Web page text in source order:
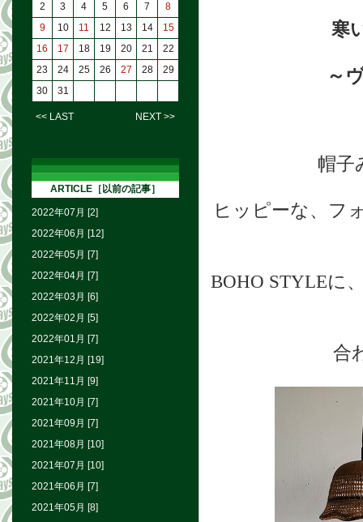
寒
～
帽子
ヒッピーな、フ
BOHO STYLEに
合
2
3 4 5 6 7
8
9
10 11 12 13 14
15
16
17 18 19 20 21
22
23
24 25 26 27 28
29
30
31
<< LAST NEXT >>
ARTICLE［以前の記事］
2022年07月 [2]
2022年06月 [12]
2022年05月 [7]
2022年04月 [7]
2022年03月 [6]
2022年02月 [5]
2022年01月 [7]
2021年12月 [19]
2021年11月 [9]
2021年10月 [7]
2021年09月 [7]
2021年08月 [10]
2021年07月 [10]
2021年06月 [7]
2021年05月 [8]